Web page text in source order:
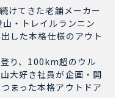
けてきた老舗メーカー
山・トレイルランニン
した本格仕様のアウト
り、100km超のウル
大好き社員が企画・開
まった本格アウトドア